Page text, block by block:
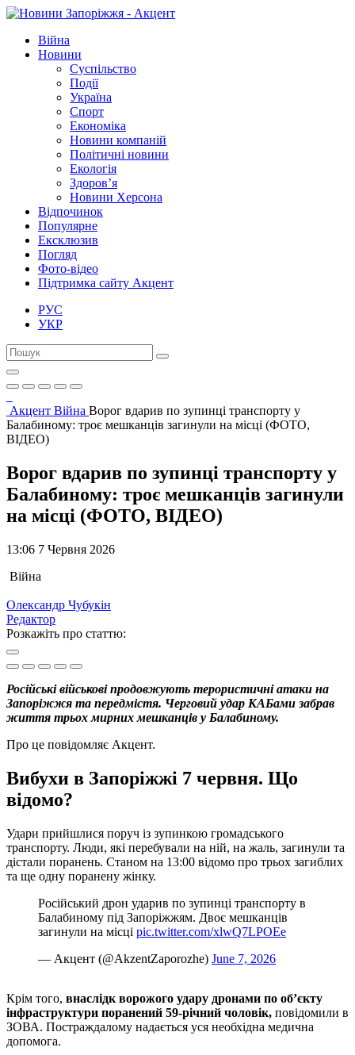
Війна
Новини
Суспільство
Події
Україна
Спорт
Економіка
Новини компаній
Політичні новини
Екологія
Здоров’я
Новини Херсона
Відпочинок
Популярне
Ексклюзив
Погляд
Фото-відео
Підтримка сайту Акцент
РУС
УКР
Акцент Війна Ворог вдарив по зупинці транспорту у
Балабиному: троє мешканців загинули на місці (ФОТО,
ВІДЕО)
Ворог вдарив по зупинці транспорту у
Балабиному: троє мешканців загинули
на місці (ФОТО, ВІДЕО)
13:06 7 Червня 2026
Війна
Олександр Чубукін
Редактор
Розкажіть про статтю:
Російські військові продовжують терористичні атаки на
Запоріжжя та передмістя. Черговий удар КАБами забрав
життя трьох мирних мешканців у Балабиному.
Про це повідомляє Акцент.
Вибухи в Запоріжжі 7 червня. Що
відомо?
Удари прийшлися поруч із зупинкою громадського
транспорту. Люди, які перебували на ній, на жаль, загинули та
дістали поранень. Станом на 13:00 відомо про трьох загиблих
та ще одну поранену жінку.
Російський дрон ударив по зупинці транспорту в
Балабиному під Запоріжжям. Двоє мешканців
загинули на місці pic.twitter.com/xlwQ7LPOEe
— Акцент (@AkzentZaporozhe) June 7, 2026
Крім того, внаслідк ворожого удару дронами по обʼєкту
інфраструктури поранений 59-річний чоловік, повідомили в
ЗОВА. Постраждалому надається уся необхідна медична
допомога.